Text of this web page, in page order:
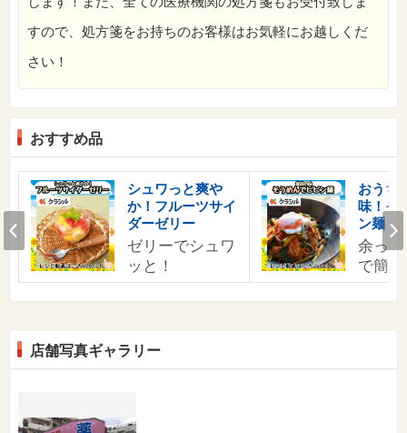
すので、処方箋をお持ちのお客様はお気軽にお越しくだ
さい！
おすすめ品
シュワっと爽や
か！フルーツサイ
ダーゼリー
ゼリーでシュワ
ッと！
おうち
味！そ
ン麺
余っ
で簡
Prev
店舗写真ギャラリー